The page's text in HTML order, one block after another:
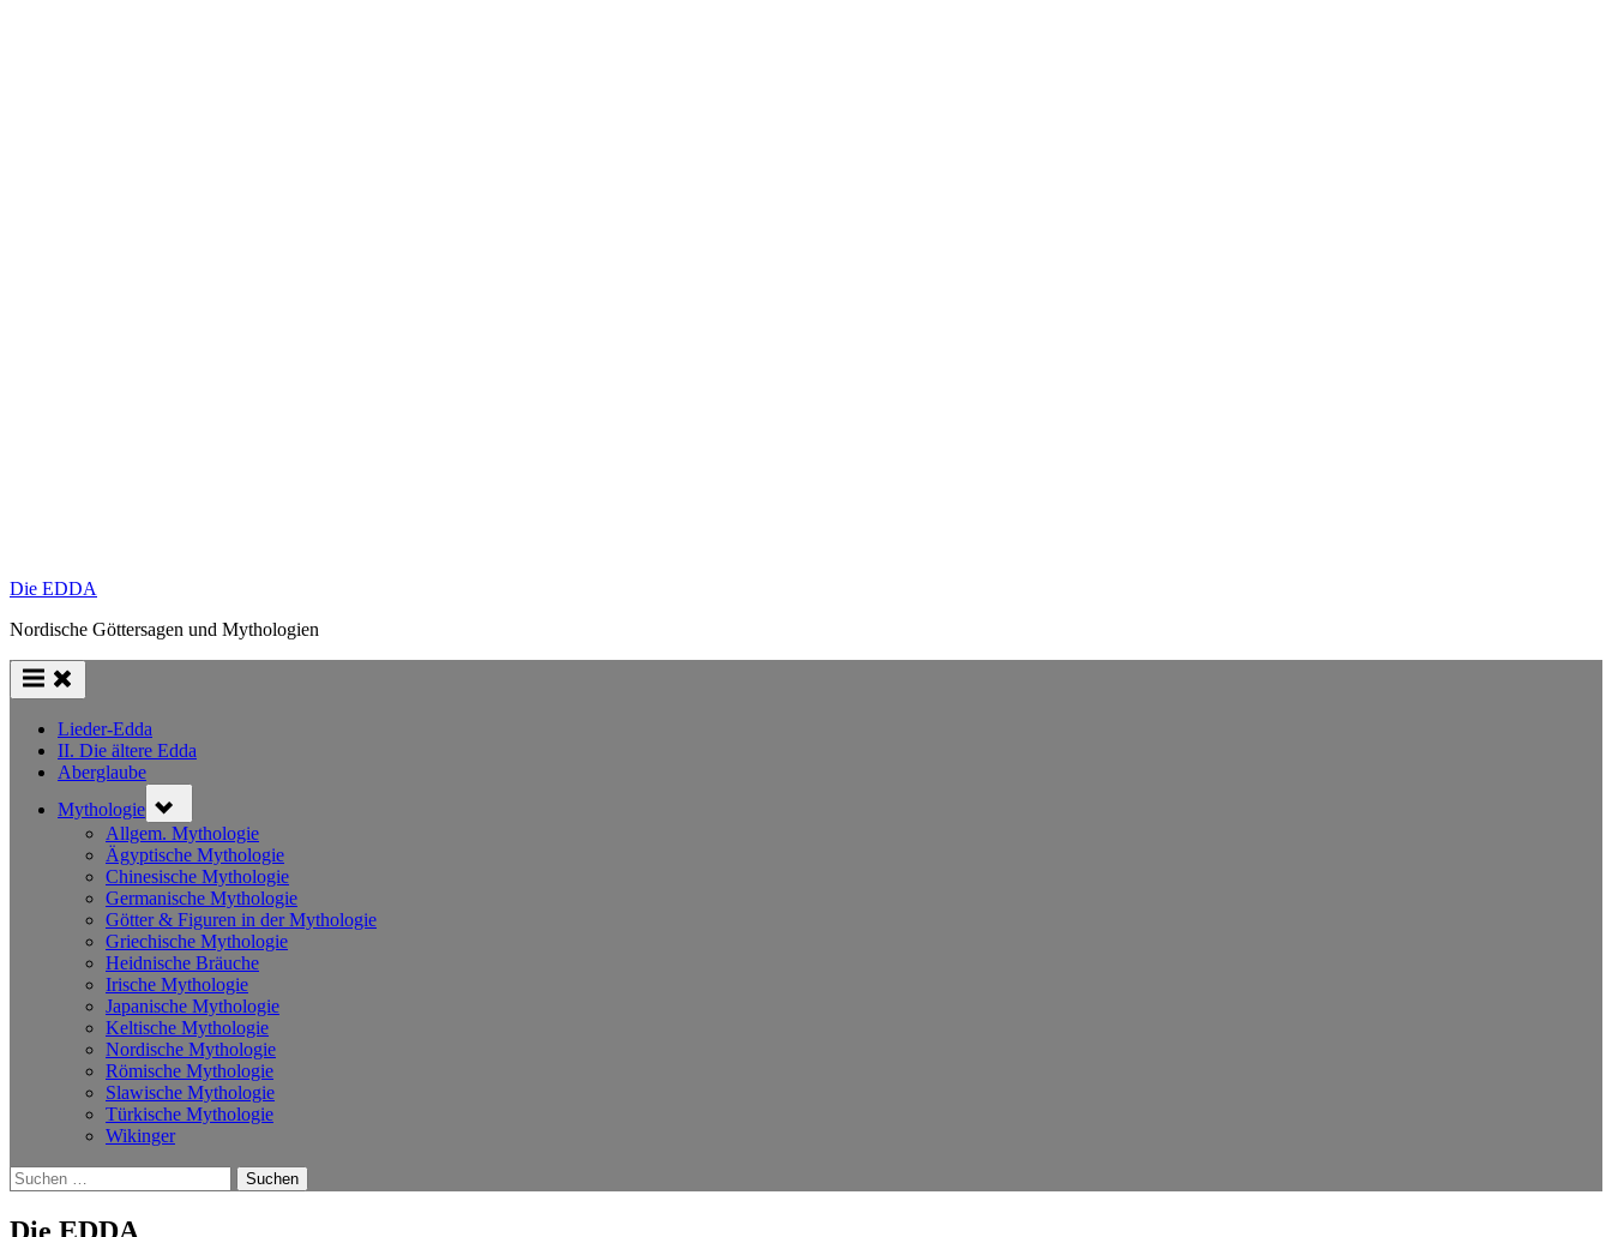
Die EDDA
Nordische Göttersagen und Mythologien
Lieder-Edda
II. Die ältere Edda
Aberglaube
Mythologie sub-
menu
Allgem. Mythologie
Ägyptische Mythologie
Chinesische Mythologie
Germanische Mythologie
Götter & Figuren in der Mythologie
Griechische Mythologie
Heidnische Bräuche
Irische Mythologie
Japanische Mythologie
Keltische Mythologie
Nordische Mythologie
Römische Mythologie
Slawische Mythologie
Türkische Mythologie
Wikinger
Suchen
nach: